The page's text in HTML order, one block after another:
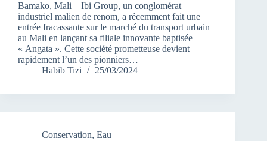
Bamako, Mali – Ibi Group, un conglomérat
industriel malien de renom, a récemment fait une
entrée fracassante sur le marché du transport urbain
au Mali en lançant sa filiale innovante baptisée
« Angata ». Cette société prometteuse devient
rapidement l’un des pionniers…
Habib Tizi
25/03/2024
Conservation, Eau